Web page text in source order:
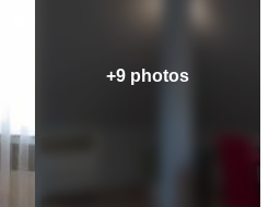
+9 photos